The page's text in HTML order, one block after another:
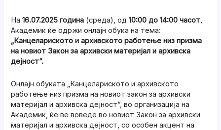
На 16.07.2025 година (среда), од10:00 до 14:00 часот,
Академик ќе одржи онлајн обука на тема:
„Канцелариското и архивското работење низ призма
на новиот Закон за архивски материјал и архивска
дејност“.
Онлајн обуката „Канцелариското и архивското
работење низ призма на новиот закон за архивски
материјал и архивска дејност“, во организација на
Академик, ќе ве воведе во новиот Закон за архивски
материјал и архивска дејност, со особен акцент на